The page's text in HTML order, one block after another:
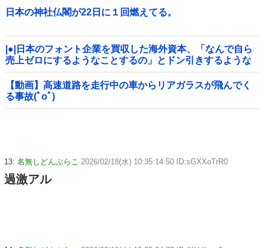
日本の神社仏閣が22日に１回燃えてる。
|●|日本のフォント企業を買収した海外資本、「なんで自ら
売上ゼロにするようなことするの」とドン引きするような
方針転換を……
【動画】高速道路を走行中の車からリアガラスが飛んでく
る事故(ﾟoﾟ)
13: 名無しどんぶらこ 2026/02/18(水) 10:35:14.50 ID:sGXXoTrR0
過激アル